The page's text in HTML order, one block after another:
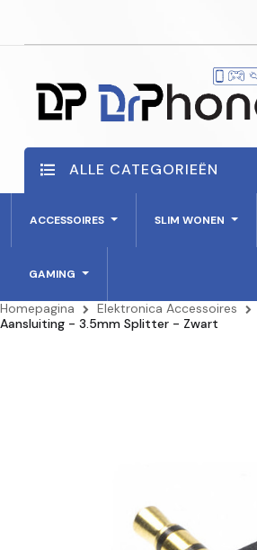
ALLE CATEGORIEËN
ACCESSOIRES SLIM WONEN
GAMING
Homepagina Elektronica Accessoires
Aansluiting - 3.5mm Splitter - Zwart